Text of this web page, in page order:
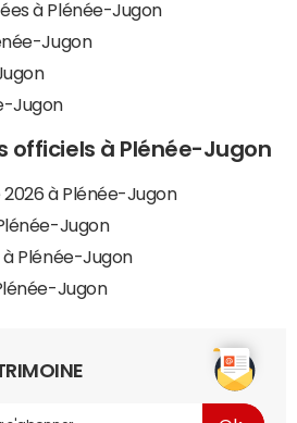
à Plénée-Jugon
Jugon
Jugon
officiels à Plénée-Jugon
à Plénée-Jugon
Jugon
Plénée-Jugon
Jugon